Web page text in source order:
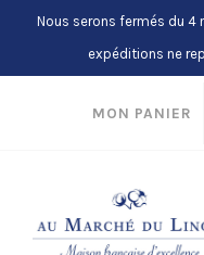
Nous serons fermés du 4
expéditions ne
MON PANIER